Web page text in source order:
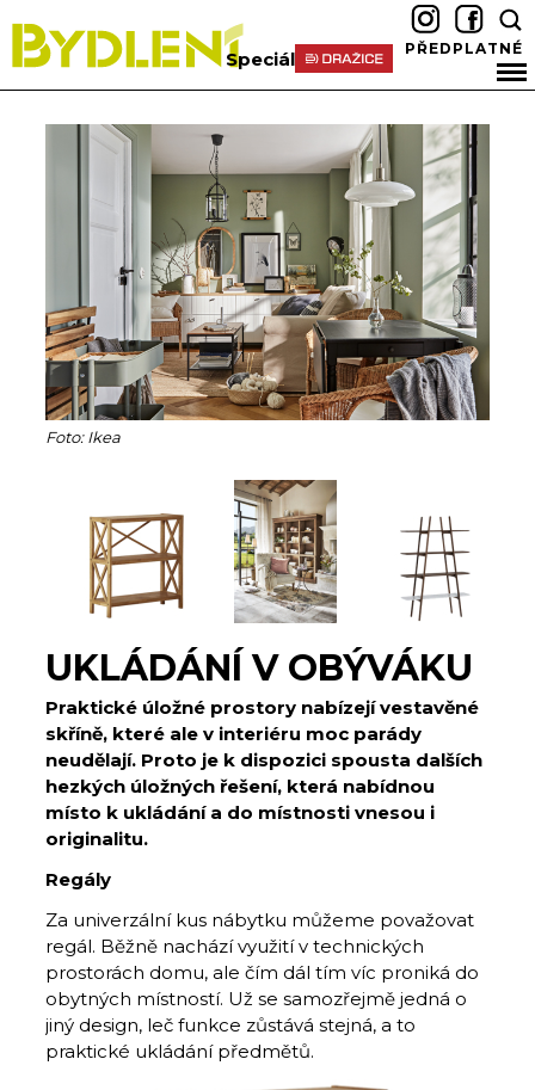
Speciál PŘEDPLATNÉ
Foto: Ikea
UKLÁDÁNÍ V OBÝVÁKU
Praktické úložné prostory nabízejí vestavěné
skříně, které ale v interiéru moc parády
neudělají. Proto je k dispozici spousta dalších
hezkých úložných řešení, která nabídnou
místo k ukládání a do místnosti vnesou i
originalitu.
Regály
Za univerzální kus nábytku můžeme považovat
regál. Běžně nachází využití v technických
prostorách domu, ale čím dál tím víc proniká do
obytných místností. Už se samozřejmě jedná o
jiný design, leč funkce zůstává stejná, a to
praktické ukládání předmětů.